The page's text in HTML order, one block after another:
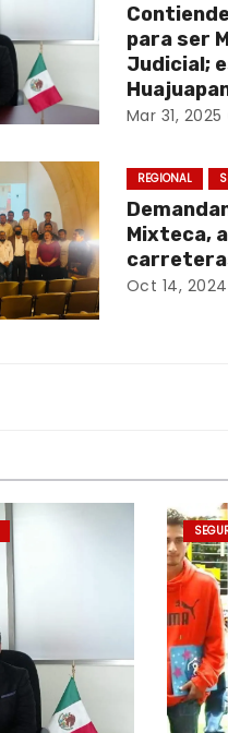
para ser
Judicial;
Mar 31, 2025
REGIONAL
Mixteca,
Oct 14, 2024